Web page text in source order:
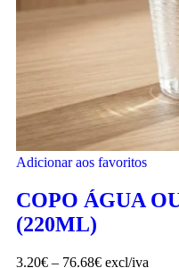
Adicionar aos favoritos
COPO ÁGUA
(220ML)
3.20€ – 76.68€ excl/iva